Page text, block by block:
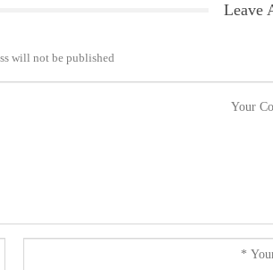
Leave
will not be published.